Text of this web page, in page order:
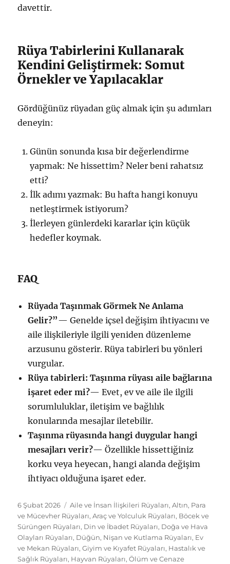
davettir.
Rüya Tabirlerini Kullanarak
Kendini Geliştirmek: Somut
Örnekler ve Yapılacaklar
Gördüğünüz rüyadan güç almak için şu adımları
deneyin:
Günün sonunda kısa bir değerlendirme
yapmak: Ne hissettim? Neler beni rahatsız
etti?
İlk adımı yazmak: Bu hafta hangi konuyu
netleştirmek istiyorum?
İlerleyen günlerdeki kararlar için küçük
hedefler koymak.
FAQ
Rüyada Taşınmak Görmek Ne Anlama
Gelir?”— Genelde içsel değişim ihtiyacını ve
aile ilişkileriyle ilgili yeniden düzenleme
arzusunu gösterir. Rüya tabirleri bu yönleri
vurgular.
Rüya tabirleri: Taşınma rüyası aile bağlarına
işaret eder mi?— Evet, ev ve aile ile ilgili
sorumluluklar, iletişim ve bağlılık
konularında mesajlar iletebilir.
Taşınma rüyasında hangi duygular hangi
mesajları verir?— Özellikle hissettiğiniz
korku veya heyecan, hangi alanda değişim
ihtiyacı olduğuna işaret eder.
Yayın
tarihi
6 Şubat 2026 Kategoriler
Aile ve İnsan İlişkileri Rüyaları,Altın, Para
ve Mücevher Rüyaları,Araç ve Yolculuk Rüyaları, Böcek ve
Sürüngen Rüyaları, Din ve İbadet Rüyaları, Doğa ve Hava
Olayları Rüyaları, Düğün, Nişan ve Kutlama Rüyaları, Ev
ve Mekan Rüyaları,Giyim ve Kıyafet Rüyaları, Hastalık ve
Sağlık Rüyaları, Hayvan Rüyaları,Ölüm ve Cenaze